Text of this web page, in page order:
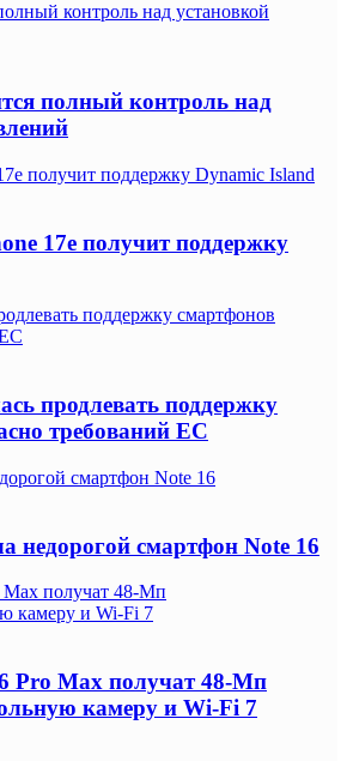
контроль над установкой
полный контроль над
получит поддержку Dynamic Island
17e получит поддержку
поддержку смартфонов
продлевать поддержку
требований ЕС
смартфон Note 16
недорогой смартфон Note 16
Max получат 48-Мп
камеру и Wi-Fi 7
Pro Max получат 48-Мп
камеру и Wi-Fi 7